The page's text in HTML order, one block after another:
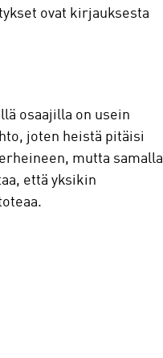
ovat kirjauksesta
osaajilla on usein
joten heistä pitäisi
mutta samalla
että yksikin